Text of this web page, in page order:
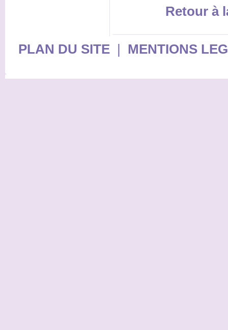
Retour à
PLAN DU SITE| MENTIONS